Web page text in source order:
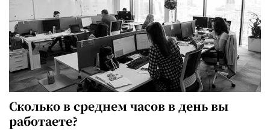
Сколько в среднем часов в день вы
работаете?